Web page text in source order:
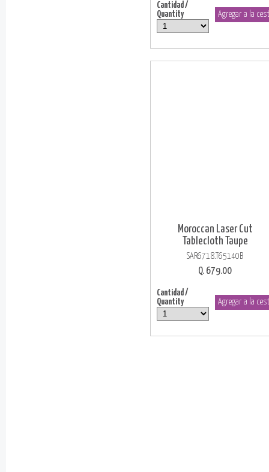
Cantidad /
Quantity
Moroccan Laser Cut
Tablecloth Taupe
SAR6718.T65140B
Q. 679.00
Cantidad /
Quantity